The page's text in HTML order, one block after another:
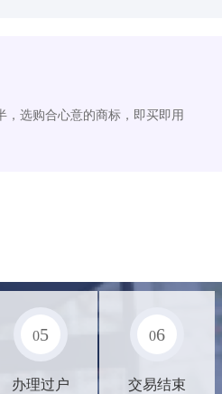
，选购合心意的商标，即买即用
05
办理过户
06
交易结束